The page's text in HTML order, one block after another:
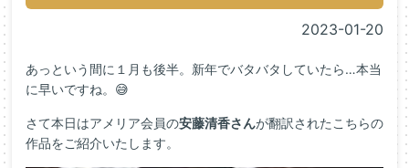
2023-01-20
あっという間に１月も後半。新年でバタバタしていたら…本当
に早いですね。😅
さて本日はアメリア会員の安藤清香さんが翻訳されたこちらの
作品をご紹介いたします。